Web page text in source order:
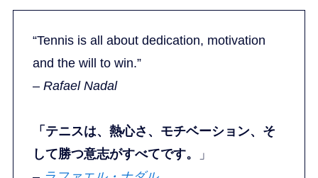
“Tennis is all about dedication, motivation
and the will to win.”
–Rafael Nadal
「テニスは、熱心さ、モチベーション、そ
して勝つ意志がすべてです。
」